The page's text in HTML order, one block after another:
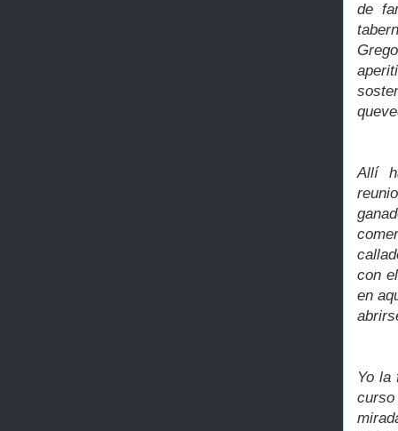
de
Allí
con
en
Yo la